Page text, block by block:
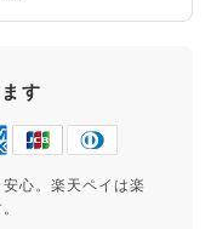
す
心。楽天ペイは楽